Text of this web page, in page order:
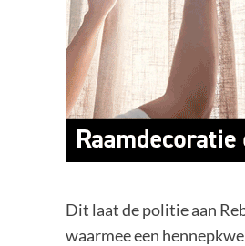
Dit laat de politie aan
waarmee een